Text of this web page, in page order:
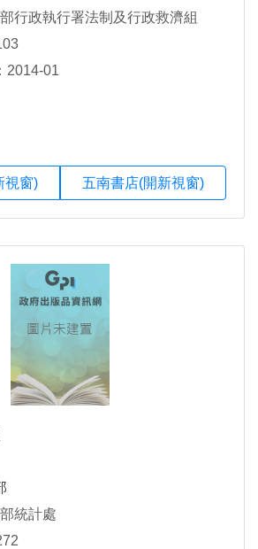
行政執行署法制及行政救濟組
2014-01
視窗) 五南書店(開新視窗)
統計處